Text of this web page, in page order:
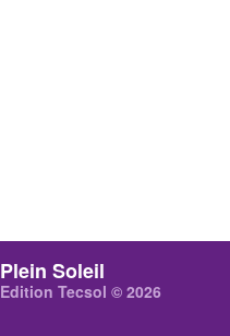
Plein Soleil
Edition Tecsol © 2026